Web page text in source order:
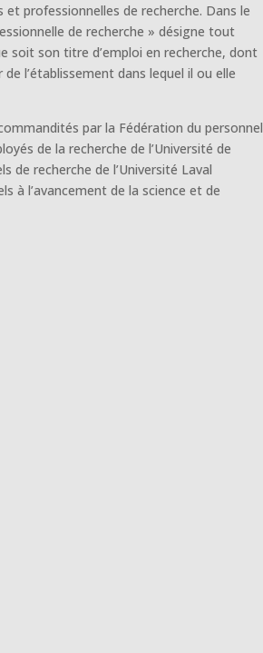
et professionnelles de recherche. Dans le
de recherche » désigne tout
soit son titre d’emploi en recherche, dont
l’établissement dans lequel il ou elle
par la Fédération du personnel
de la recherche de l’Université de
de recherche de l’Université Laval
à l’avancement de la science et de